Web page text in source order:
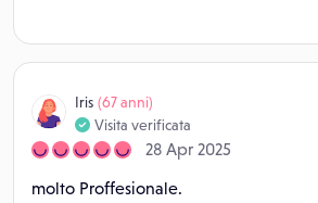
Iris (67 anni)
28 Apr 2025
Visita verificata
molto Proffesionale.